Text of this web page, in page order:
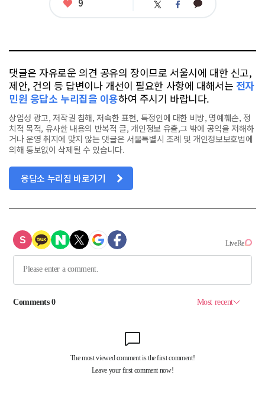
트 페 카
댓글은 자유로운 의견 공유의 장이므로 서울시에 대한 신고,
제안, 건의 등 답변이나 개선이 필요한 사항에 대해서는 전자
민원 응답소 누리집을 이용하여 주시기 바랍니다.
상업성 광고, 저작권 침해, 저속한 표현, 특정인에 대한 비방, 명예훼손, 정
치적 목적, 유사한 내용의 반복적 글, 개인정보 유출,그 밖에 공익을 저해하
거나 운영 취지에 맞지 않는 댓글은 서울특별시 조례 및 개인정보보호법에
의해 통보없이 삭제될 수 있습니다.
응답소 누리집 바로가기